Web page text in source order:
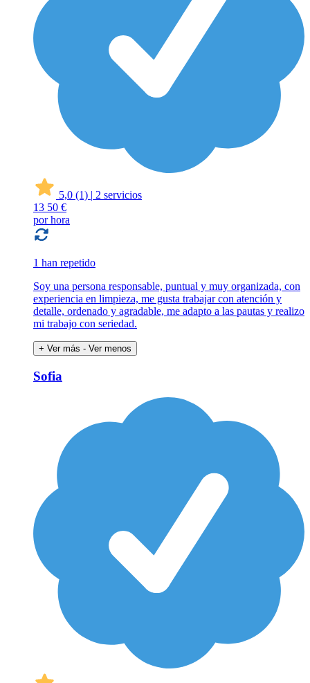
5,0 (1) | 2 servicios
13 50 €
por hora
1 han repetido
Soy una persona responsable, puntual y muy organizada, con
experiencia en limpieza, me gusta trabajar con atención y
detalle, ordenado y agradable, me adapto a las pautas y realizo
mi trabajo con seriedad.
+ Ver más - Ver menos
Sofia